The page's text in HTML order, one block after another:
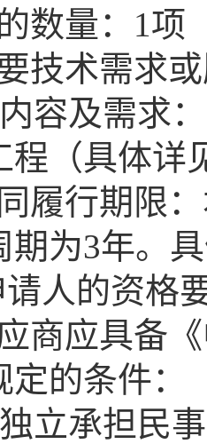
量：1项
术需求或
及需求：
程（具体详
行期限：
期为3年。
人的资格
应具备《
的条件：
承担民事